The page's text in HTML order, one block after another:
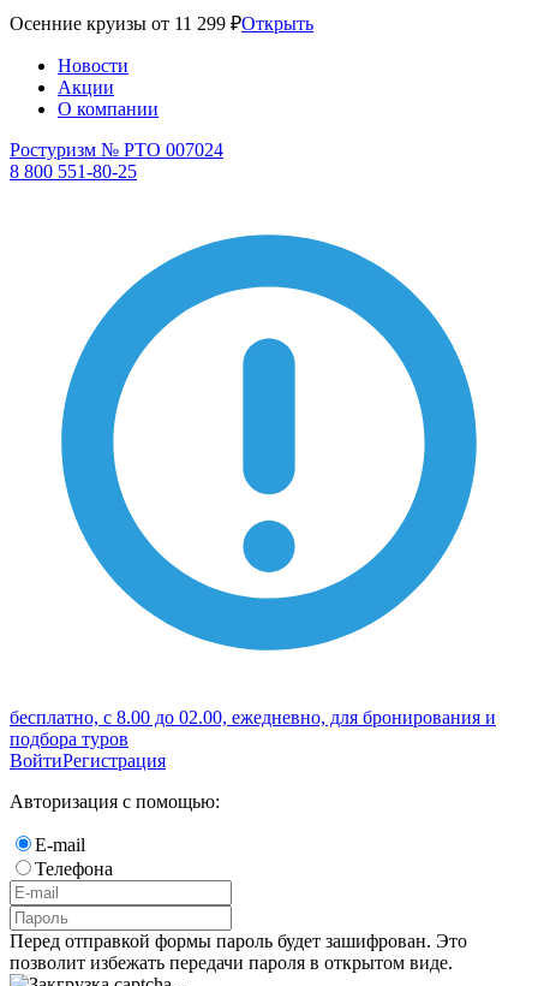
Осенние круизы от 11 299 ₽Открыть
Новости
Акции
О компании
Ростуризм № РТО 007024
8 800 551-80-25
бесплатно, с 8.00 до 02.00, ежедневно, для бронирования и
подбора туров
ВойтиРегистрация
Авторизация с помощью:
E-mail
Телефона
Перед отправкой формы пароль будет зашифрован. Это
позволит избежать передачи пароля в открытом виде.